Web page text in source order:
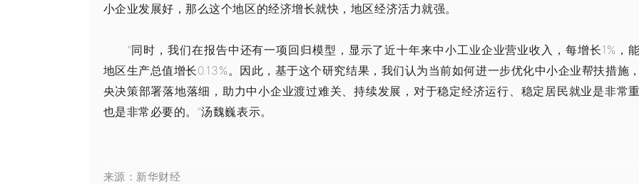
小企业发展好，那么这个地区的经济增长就快，地区经济活力就强。
“同时，我们在报告中还有一项回归模型，显示了近十年来中小工业企业营业收入，每增长1%，
地区生产总值增长0.13%。因此，基于这个研究结果，我们认为当前如何进一步优化中小企业帮扶措施
央决策部署落地落细，助力中小企业渡过难关、持续发展，对于稳定经济运行、稳定居民就业是非常重
也是非常必要的。”汤魏巍表示。
来源：新华财经